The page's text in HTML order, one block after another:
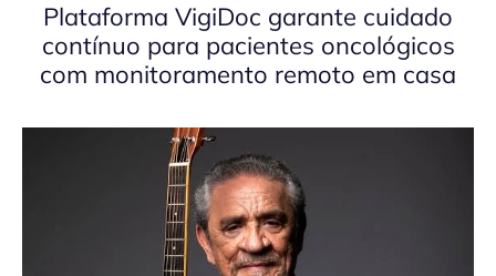
Plataforma VigiDoc garante cuidado
contínuo para pacientes oncológicos
com monitoramento remoto em casa